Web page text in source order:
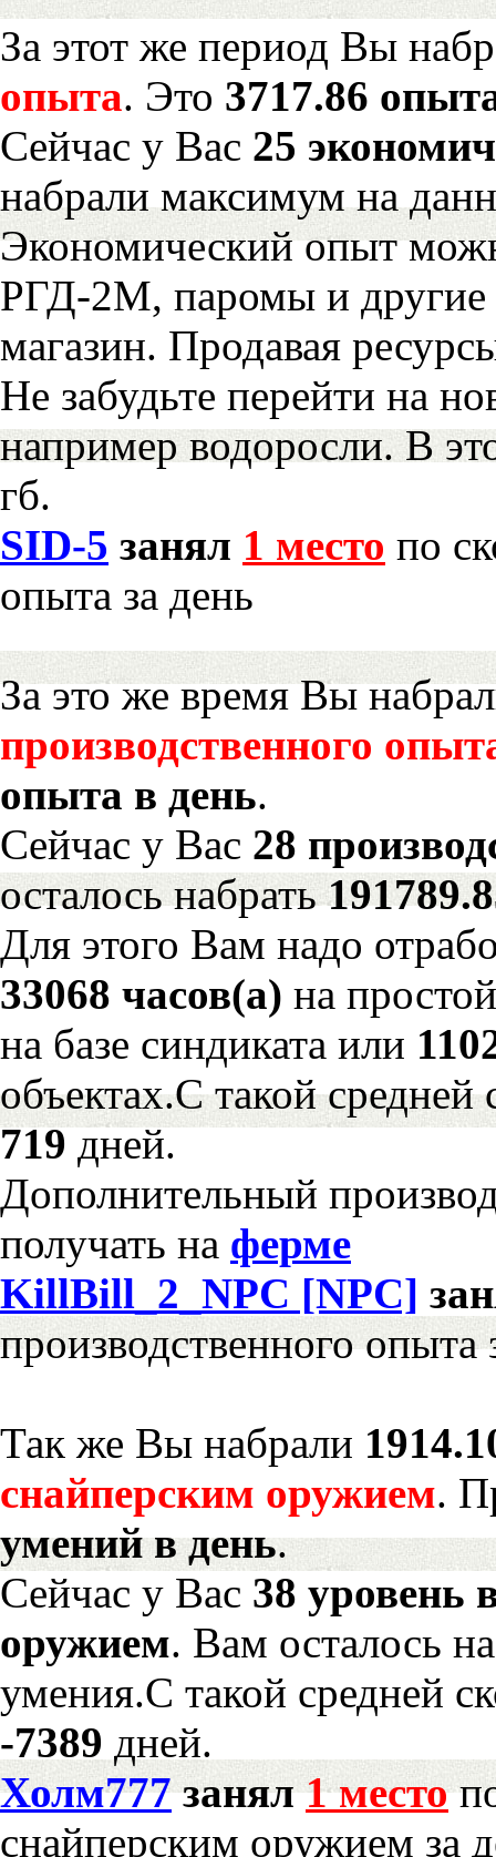
За этот же период Вы
опыта. Это 3717.86
Сейчас у Вас 25
набрали максимум на
Экономический опыт
РГД-2М, паромы и другие
магазин. Продавая
Не забудьте перейти на
например водоросли. В
гб.
SID-5 занял 1 место по
опыта за день
За это же время Вы
производственного
опыта в день.
Сейчас у Вас 28
осталось набрать
Для этого Вам надо
33068 часов(а) на
на базе синдиката или
объектах.С такой средней
719дней.
Дополнительный
получать на ферме
KillBill_2_NPC [NPC]
производственного опыта
Так же Вы набрали
снайперским оружием.
умений в день.
Сейчас у Вас 38 уровень
оружием. Вам осталось
умения.С такой средней
-7389 дней.
Холм777занял1 место
снайперским оружием за